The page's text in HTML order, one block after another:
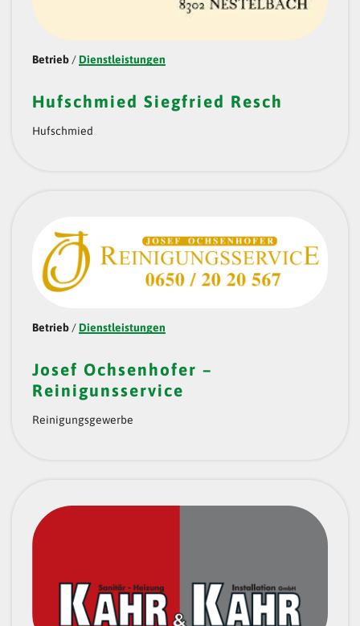
Betrieb / Dienstleistungen
Hufschmied Siegfried Resch
Hufschmied
Betrieb / Dienstleistungen
Josef Ochsenhofer –
Reinigunsservice
Reinigungsgewerbe